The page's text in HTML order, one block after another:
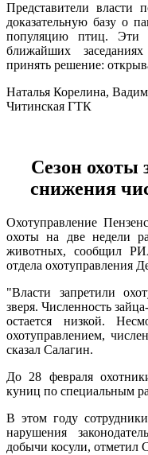
Представители власти
доказательную базу о
популяцию птиц. Эти
ближайших
принять решение:
Наталья Корелина,
Читинская ГТК
Сезон охоты
снижения
Охотуправление
охоты на две недели
животных, сообщил
отдела охотуправления
"Власти запретили
зверя. Численность
остается низкой.
охотуправлением,
сказал Салагин.
До 28 февраля
куниц по специальным
В этом году
нарушения
добычи косули, отметил